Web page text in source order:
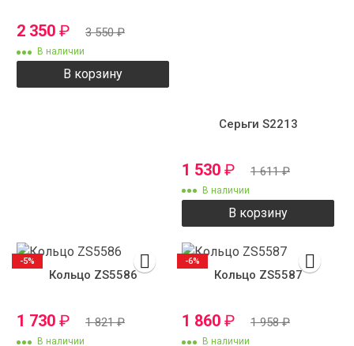
2 350 ₽ 3 550₽
В наличии
В корзину
Серьги S2213
1 530 ₽ 1 611₽
В наличии
В корзину
Кольцо ZS5586
1 730 ₽ 1 821₽
В наличии
-5%
Кольцо ZS5587
1 860 ₽ 1 958₽
В наличии
-6%